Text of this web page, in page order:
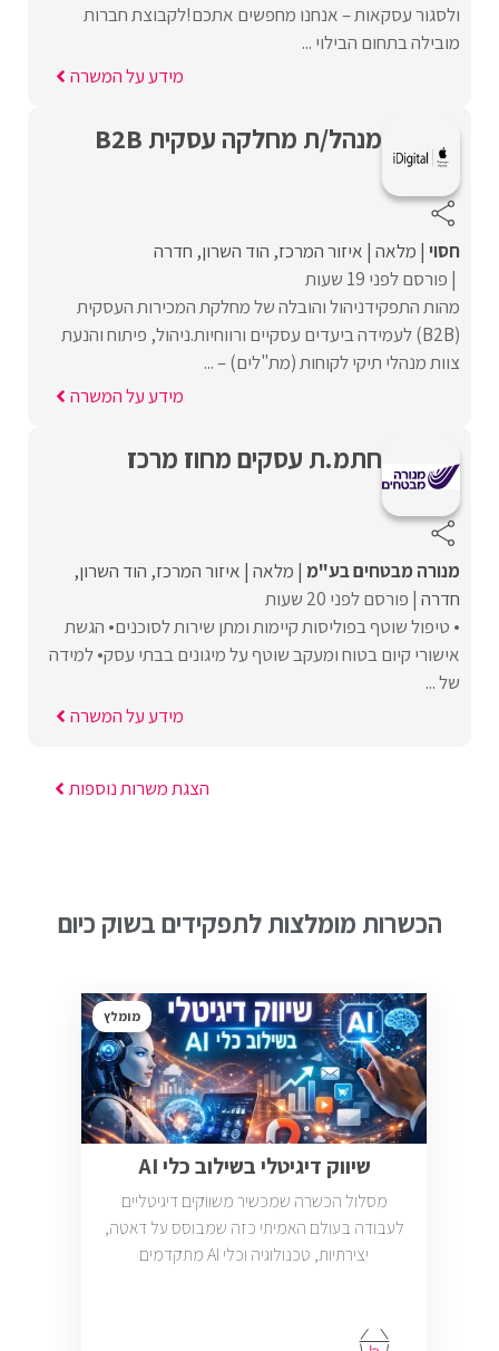
ולסגור עסקאות – אנחנו מחפשים אתכם!לקבוצת חברות
מובילה בתחום הבילוי ...
מידע על המשרה
מנהל/ת מחלקה עסקית B2B
חסוי מלאה איזור המרכז הוד השרון חדרה
פורסם לפני 19 שעות
מהות התפקידניהול והובלה של מחלקת המכירות העסקית
(B2B) לעמידה ביעדים עסקיים ורווחיות.ניהול, פיתוח והנעת
צוות מנהלי תיקי לקוחות (מת"לים) – ...
מידע על המשרה
חתמ.ת עסקים מחוז מרכז
מנורה מבטחים בע"מ מלאה איזור המרכז הוד השרון
חדרה פורסם לפני 20 שעות
• טיפול שוטף בפוליסות קיימות ומתן שירות לסוכנים• הגשת
אישורי קיום בטוח ומעקב שוטף על מיגונים בבתי עסק• למידה
של ...
מידע על המשרה
הצגת משרות נוספות
הכשרות מומלצות לתפקידים בשוק כיום
מומלץ
שיווק דיגיטלי בשילוב כלי AI
מסלול הכשרה שמכשיר משווקים דיגיטליים
לעבודה בעולם האמיתי כזה שמבוסס על דאטה,
יצירתיות, טכנולוגיה וכלי AI מתקדמים